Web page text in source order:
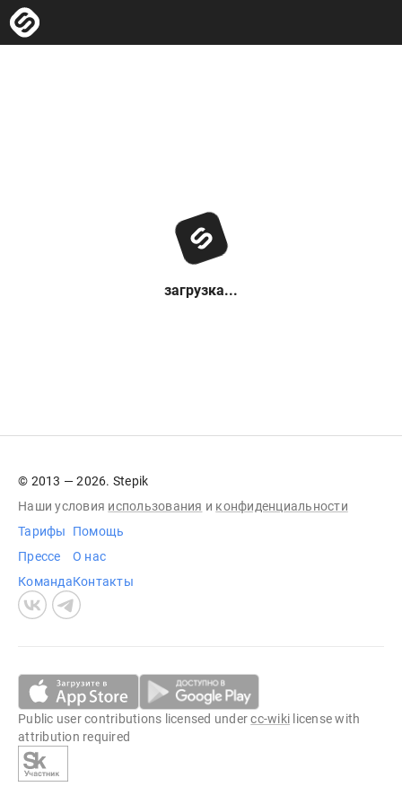
загрузка...
© 2013 — 2026. Stepik
Наши условия использования и конфиденциальности
Тарифы
Прессе
Команда
Помощь
О нас
Контакты
Public user contributions licensed undercc-wiki license with
attribution required